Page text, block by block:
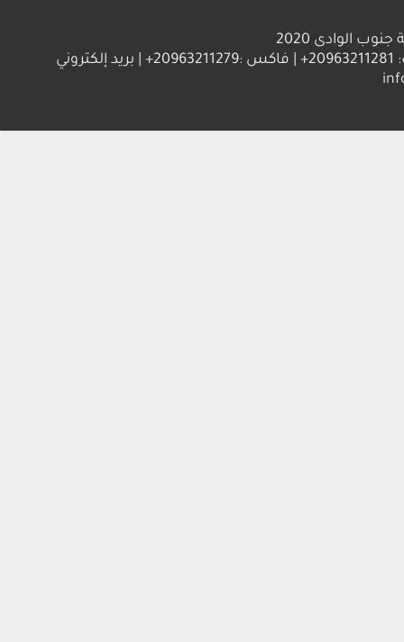
2020
العنوان : جامعة جنوب الوادي 83523 قنا - جمهورية مصر العربية | ت: 20963211281+ | فاكس :20963211279+ | بريد إلكتروني